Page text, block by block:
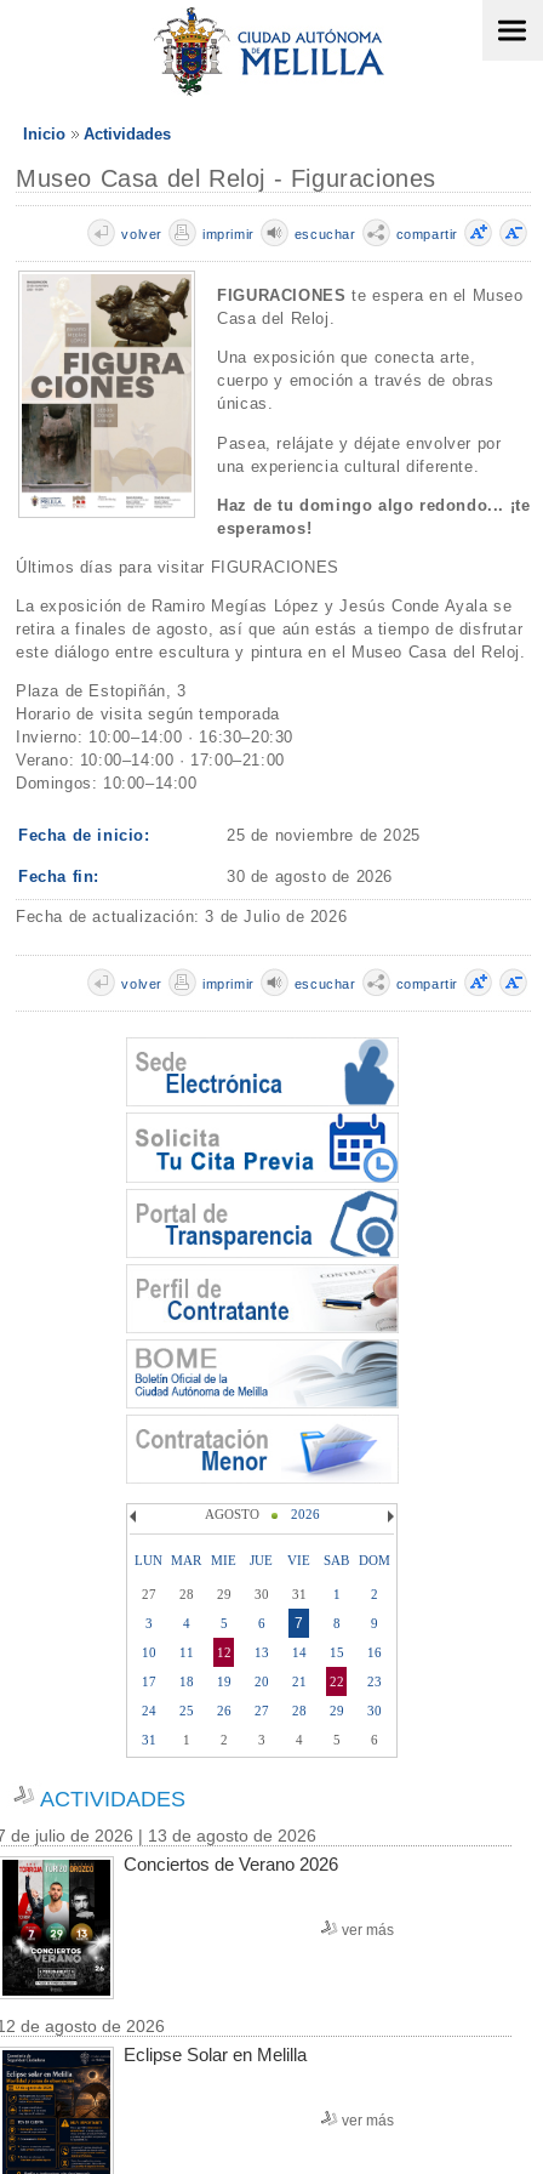
Inicio Actividades
Museo Casa del Reloj - Figuraciones
compartir
escuchar
imprimir
volver
FIGURACIONES te espera en el Museo
Casa del Reloj.
Una exposición que conecta arte,
cuerpo y emoción a través de obras
únicas.
Pasea, relájate y déjate envolver por
una experiencia cultural diferente.
Haz de tu domingo algo redondo... ¡te
esperamos!
Últimos días para visitar FIGURACIONES
La exposición de Ramiro Megías López y Jesús Conde Ayala se
retira a finales de agosto, así que aún estás a tiempo de disfrutar
este diálogo entre escultura y pintura en el Museo Casa del Reloj.
Plaza de Estopiñán, 3
Horario de visita según temporada
Invierno: 10:00–14:00 · 16:30–20:30
Verano: 10:00–14:00 · 17:00–21:00
Domingos: 10:00–14:00
Fecha de inicio: 25 de noviembre de 2025
Fecha fin: 30 de agosto de 2026
Fecha de actualización: 3 de Julio de 2026
compartir
escuchar
imprimir
volver
AGOSTO 2026
LUN MAR MIE JUE VIE SAB DOM
27 28 29 30 31 1
2
3
4 5 6 7 8
9
10
11 12 13 14 15
16
17
18 19 20 21 22
23
24
25 26 27 28 29
30
31
1 2 3 4 5 6
ACTIVIDADES
de julio de 2026 | 13 de agosto de 2026
Conciertos de Verano 2026
ver más
de agosto de 2026
Eclipse Solar en Melilla
ver más